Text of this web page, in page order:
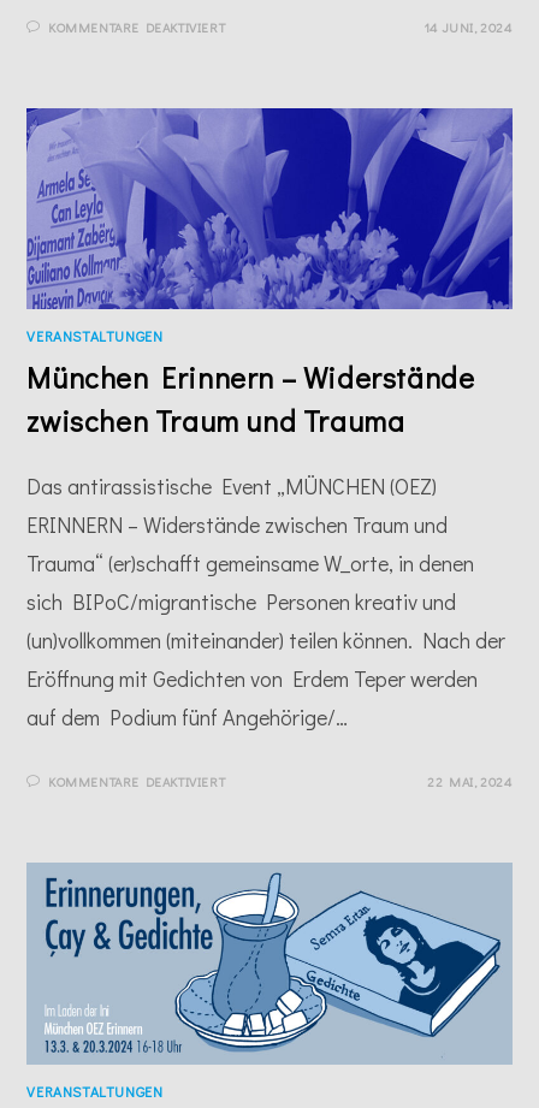
KOMMENTARE DEAKTIVIERTFÜR
NINE
14 JUNI, 2024
VERANSTALTUNGEN
München Erinnern – Widerstände
zwischen Traum und Trauma
Das antirassistische Event „MÜNCHEN (OEZ)
ERINNERN – Widerstände zwischen Traum und
Trauma“ (er)schafft gemeinsame W_orte, in denen
sich BIPoC/migrantische Personen kreativ und
(un)vollkommen (miteinander) teilen können. Nach der
Eröffnung mit Gedichten von Erdem Teper werden
auf dem Podium fünf Angehörige/…
KOMMENTARE DEAKTIVIERTFÜR
ZWISCHEN
TRAUM
UND
TRAUMA
22 MAI, 2024
VERANSTALTUNGEN